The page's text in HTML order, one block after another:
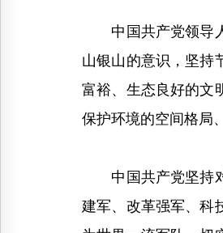
中国共产党领导人
山银山的意识，坚持
富裕、生态良好的文
保护环境的空间格局
中国共产党坚持对
建军、改革强军、科